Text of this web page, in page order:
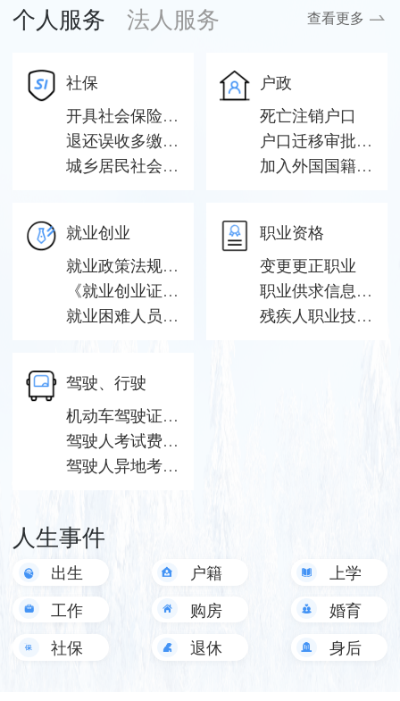
个人服务 法人服务 查看更多
社保
开具社会保险费缴费证明
退还误收多缴保险费申请
城乡居民社会保险费申报
户政
死亡注销户口
户口迁移审批（县级权限）
加入外国国籍并自动丧失中国国籍注销户口
就业创业
就业政策法规咨询
《就业创业证》（《就业失业登记证》）查询、核验
就业困难人员认定
职业资格
变更更正职业
职业供求信息、市场工资指导价位信息和职业培训信息发布
残疾人职业技能培训需求登记
驾驶、行驶
机动车驾驶证公证
驾驶人考试费缴纳
驾驶人异地考试预约计划公布
人生事件
出生 户籍
上学
工作
购房
婚育
社保
退休
身后